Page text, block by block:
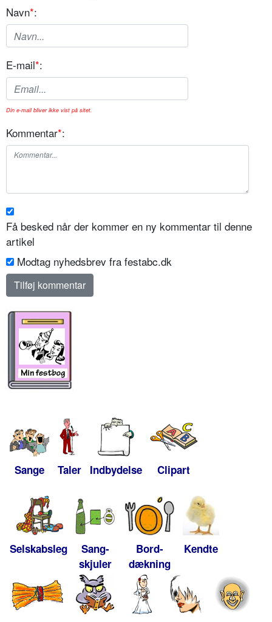
Navn*:
E-mail*:
Din e-mail bliver ikke vist på sitet.
Kommentar*:
Få besked når der kommer en ny kommentar til denne
artikel
Modtag nyhedsbrev fra festabc.dk
Sange Taler Indbydelse Clipart
Selskabsleg
Sang-
skjuler
Bord-
dækning
Kendte